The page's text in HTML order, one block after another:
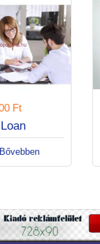
Bővebben